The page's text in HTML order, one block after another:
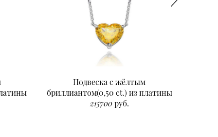
Подвеска с жёлтым
бриллиантом(0,50 ct.) из платины
215700руб.